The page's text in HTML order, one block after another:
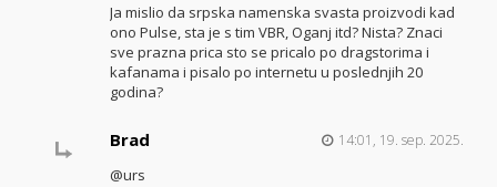
Ja mislio da srpska namenska svasta proizvodi kad
ono Pulse, sta je s tim VBR, Oganj itd? Nista? Znaci
sve prazna prica sto se pricalo po dragstorima i
kafanama i pisalo po internetu u poslednjih 20
godina?
Brad 14:01, 19. sep. 2025.
@urs